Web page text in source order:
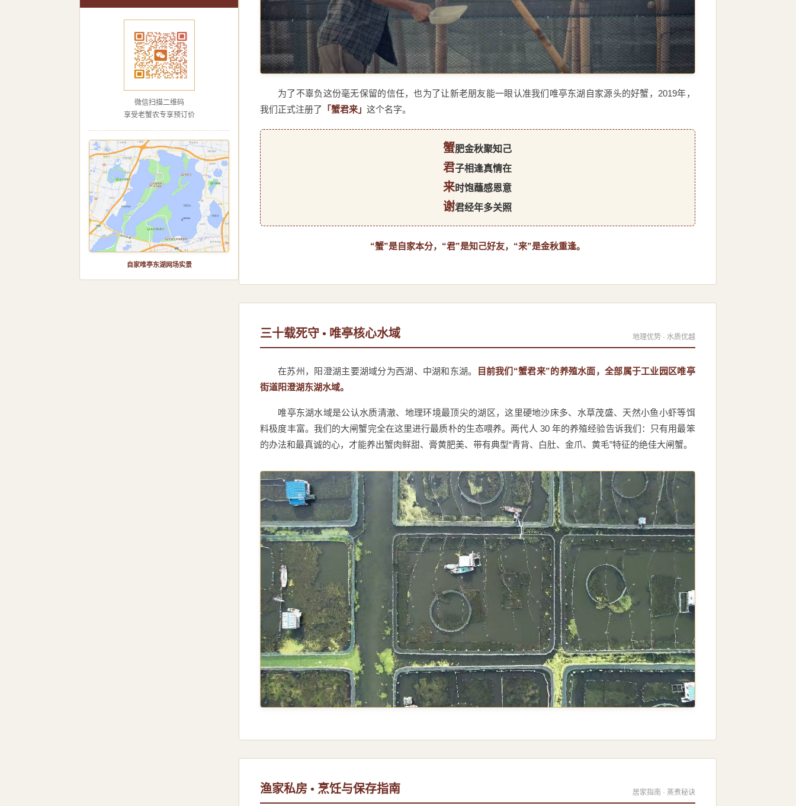
微信扫描二维码
享受老蟹农专享预订价
自家唯亭东湖网场实景
为了不辜负这份毫无保留的信任，也为了让新老朋友能一眼认准我们唯亭东湖自家源头的好蟹，2019年，
我们正式注册了
「蟹君来」这个名字。
蟹肥金秋聚知己
君子相逢真情在
来时饱蘸感恩意
谢君经年多关照
“蟹”是自家本分，“君”是知己好友，“来”是金秋重逢。
三十载死守 • 唯亭核心水域 地理优势 · 水质优越
在苏州，阳澄湖主要湖域分为西湖、中湖和东湖。
目前我们“蟹君来”的养殖水面，全部属于工业园区唯亭
街道阳澄湖东湖水域。
唯亭东湖水域是公认水质清澈、地理环境最顶尖的湖区，这里硬地沙床多、水草茂盛、天然小鱼小虾等饵
料极度丰富。我们的大闸蟹完全在这里进行最质朴的生态喂养。两代人 30 年的养殖经验告诉我们：只有用最笨
的办法和最真诚的心，才能养出蟹肉鲜甜、膏黄肥美、带有典型“青背、白肚、金爪、黄毛”特征的绝佳大闸蟹。
渔家私房 • 烹饪与保存指南 居家指南 · 蒸煮秘诀